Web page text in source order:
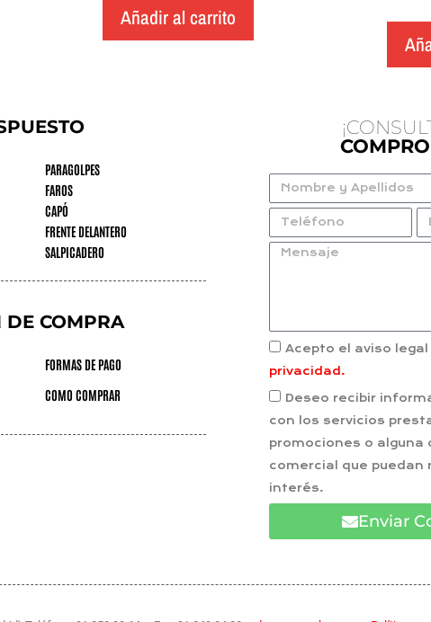
Añadir al carrito
PARAGOLPES
FAROS
CAPÓ
FRENTE DELANTERO
SALPICADERO
DE COMPRA
FORMAS DE PAGO
COMO COMPRAR
Acepto el aviso legal
privacidad.
Deseo recibir
con los servicios
promociones o
comercial que puedan
interés.
Enviar